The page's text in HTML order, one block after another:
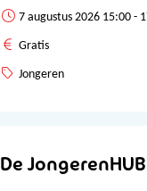
7 augustus 2026 15:00 -
Gratis
Jongeren
De JongerenHUB